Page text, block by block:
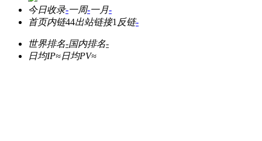
今日收录-一周-一月-
首页内链44出站链接1 反链-
世界排名-国内排名-
日均IP≈日均PV≈